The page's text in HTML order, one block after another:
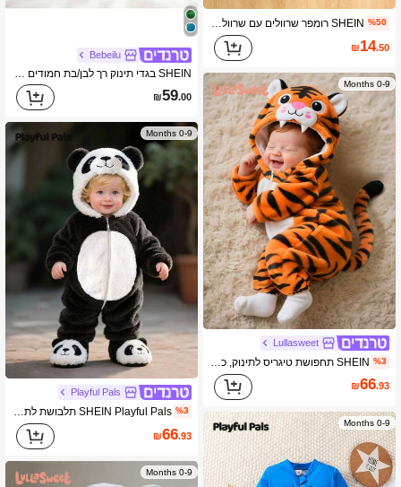
%50 SHEIN רומפר שרוולים עם שרוולים בצבע קולורבלוק לתינוקות עם תחרה פרחונית וחמודה
₪14.50
0-9 Months
Lullasweet
%3 SHEIN תחפושת טיגריס לתינוק, כובע קטיפה חמוד עם רקמה תלת מימדית של טיגריס, סרבל ארוך שרוולים עם זנב, תלבושת חורף לתינוקות
₪66.93
0-9 Months
Bebeilu
₪59.00
0-9 Months
Playful Pals
%3 SHEIN Playful Pals תלבושת לתינוקות שזה עתה נולדו בנושא פנדה, סרבל שרוולים ארוכים חמוד וכיפי מבד עבה ורך עם מכנסיים וכובע רקום בתלת מימד, מתאים למסיבות, התכנסויות, ימי הולדת, צילומים, פארקי שעשועים, גני חיות, פעילויות חוץ, רך ונוח לסתיו/חורף, מתאים לתינוקות שזה עתה נולדו
₪66.93
0-9 Months